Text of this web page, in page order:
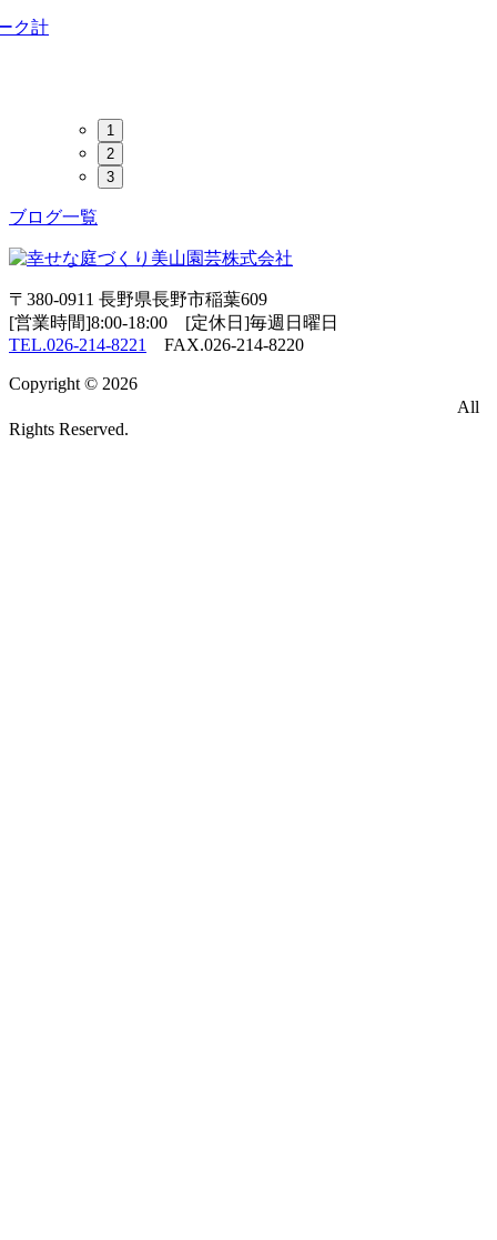
ク計
1
2
3
ブログ一覧
〒380-0911 長野県長野市稲葉609
[営業時間]8:00-18:00 [定休日]毎週日曜日
TEL.026-214-8221
FAX.026-214-8220
Copyright © 2026
All
Rights Reserved.